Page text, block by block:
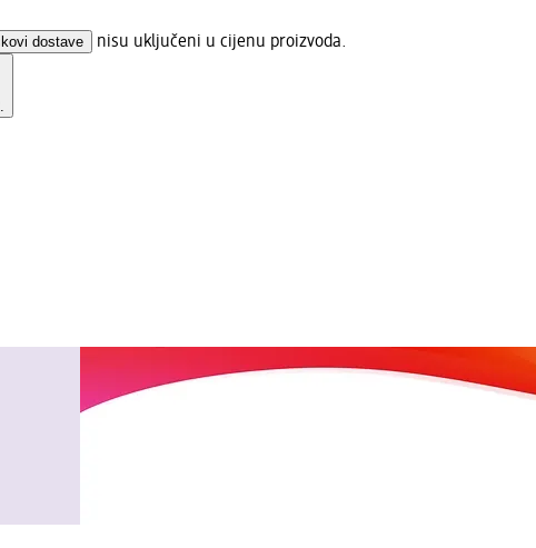
dostave nisu uključeni u cijenu proizvoda.